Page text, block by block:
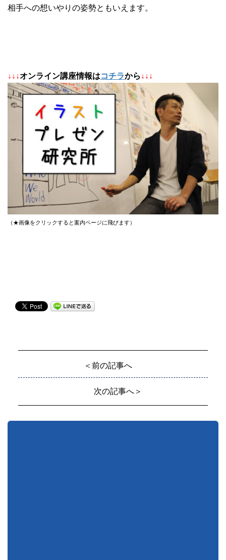
相手への想いやりの姿勢ともいえます。
↓ ↓ ↓オンライン講座情報はコチラから ↓↓↓
（★画像をクリックすると案内ページに飛びます）
＜前の記事へ
次の記事へ＞